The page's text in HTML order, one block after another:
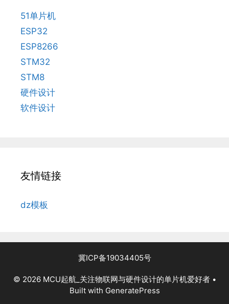
51单片机
ESP32
ESP8266
STM32
STM8
硬件设计
软件设计
友情链接
dz模板
冀ICP备19034405号
© 2026 MCU起航_关注物联网与硬件设计的单片机爱好者•
Built with GeneratePress